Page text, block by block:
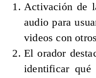
Activación de
audio para
videos con
El orador
identificar qué